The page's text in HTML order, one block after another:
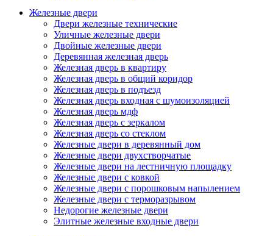
Железные двери
Двери железные технические
Уличные железные двери
Двойные железные двери
Деревянная железная дверь
Железная дверь в квартиру
Железная дверь в общий коридор
Железная дверь в подъезд
Железная дверь входная с шумоизоляцией
Железная дверь мдф
Железная дверь с зеркалом
Железная дверь со стеклом
Железные двери в деревянный дом
Железные двери двухстворчатые
Железные двери на лестничную площадку
Железные двери с ковкой
Железные двери с порошковым напылением
Железные двери с терморазрывом
Недорогие железные двери
Элитные железные входные двери